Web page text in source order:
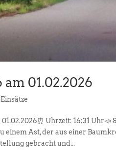
01.02.2026
Einsätze
Uhrzeit: 16:31
Ast, der aus einer
gebracht und...